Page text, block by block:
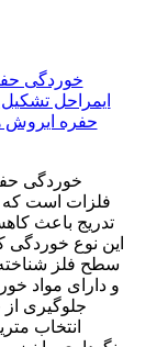
خوردگی
ایمراحل
حفره ایروش
خوردگی
فلزات است که
تدریج باعث
این نوع
سطح فلز
و دارای مواد
جلوگیری از
انتخاب